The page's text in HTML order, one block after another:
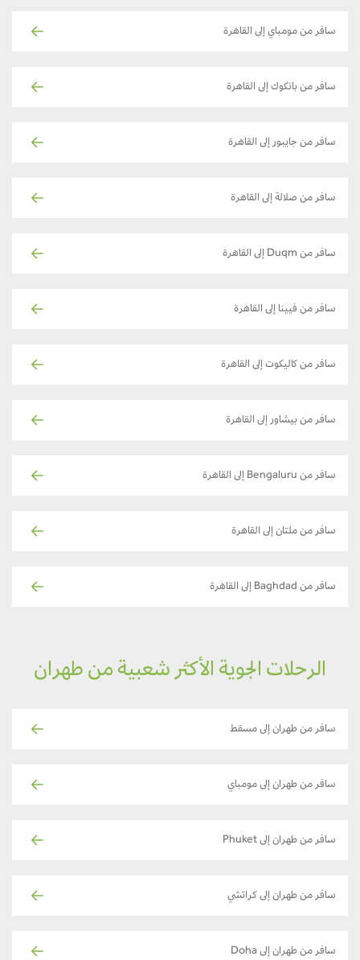
سافر من مومباي إلى القاهرة
سافر من بانكوك إلى القاهرة
سافر من جايبور إلى القاهرة
سافر من صلالة إلى القاهرة
سافر من Duqm إلى القاهرة
سافر من فيينا إلى القاهرة
سافر من كاليكوت إلى القاهرة
سافر من بيشاور إلى القاهرة
سافر من Bengaluru إلى القاهرة
سافر من ملتان إلى القاهرة
سافر من Baghdad إلى القاهرة
الرحلات الجوية الأكثر شعبية من طهران
سافر من طهران إلى مسقط
سافر من طهران إلى مومباي
سافر من طهران إلى Phuket
سافر من طهران إلى كراتشي
سافر من طهران إلى Doha